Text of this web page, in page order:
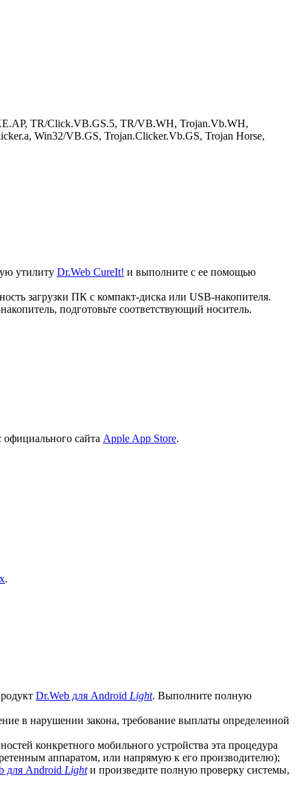
TR/Click.VB.GS.5, TR/VB.WH, Trojan.Vb.WH,
Win32/VB.GS, Trojan.Clicker.Vb.GS, Trojan Horse,
утилиту Dr.Web CureIt! и выполните с ее помощью
загрузки ПК с компакт-диска или USB-накопителя.
подготовьте соответствующий носитель.
сайта Apple App Store.
.
Dr.Web для Android Light. Выполните полную
в нарушении закона, требование выплаты определенной
конкретного мобильного устройства эта процедура
аппаратом, или напрямую к его производителю);
для Android Lightи произведите полную проверку системы,